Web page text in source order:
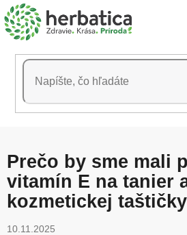
Prejsť
na
obsah
Prečo by sme mali
vitamín E na tanier
kozmetickej
10.11.2025